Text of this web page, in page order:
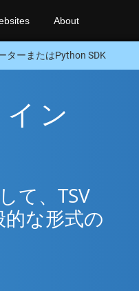
About
ターまたはPython SDK
ン
て、TSV
な形式の